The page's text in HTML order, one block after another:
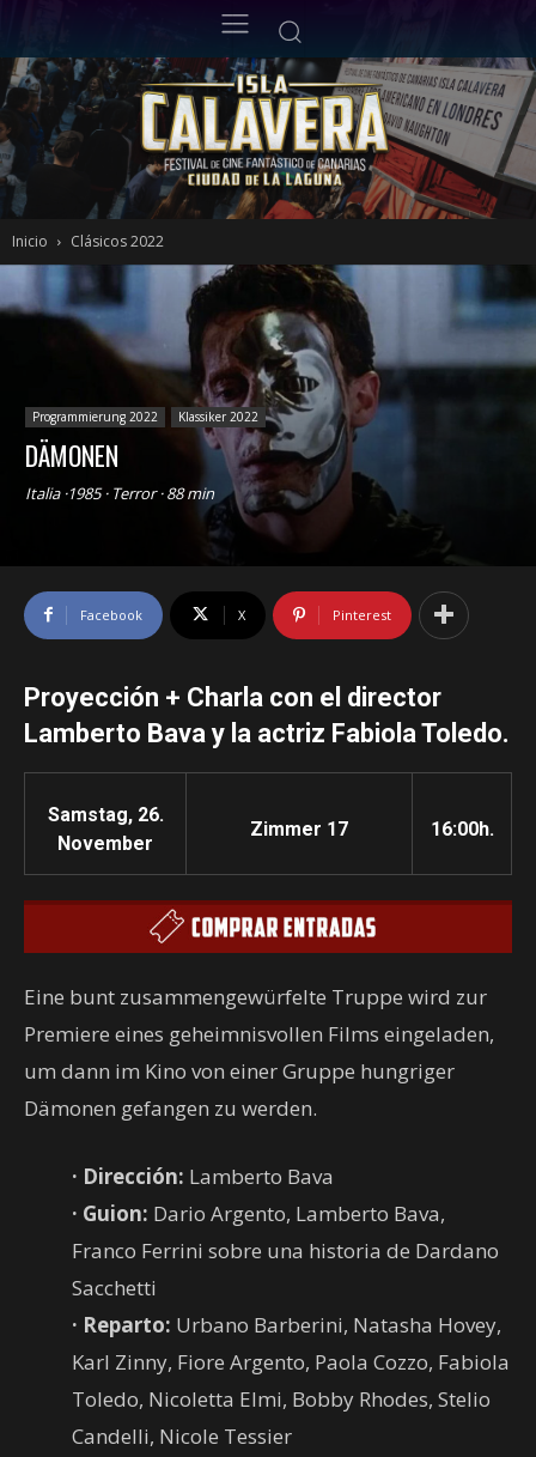
Inicio Clásicos 2022
Programmierung 2022 Klassiker 2022
DÄMONEN
Italia ·1985 · Terror · 88 min
Facebook X Pinterest
Proyección + Charla con el director
Lamberto Bava y la actriz Fabiola Toledo.
Samstag, 26.
November
Zimmer 17 16:00h.
Eine bunt zusammengewürfelte Truppe wird zur
Premiere eines geheimnisvollen Films eingeladen,
um dann im Kino von einer Gruppe hungriger
Dämonen gefangen zu werden.
· Dirección: Lamberto Bava
· Guion: Dario Argento, Lamberto Bava,
Franco Ferrini sobre una historia de Dardano
Sacchetti
· Reparto: Urbano Barberini, Natasha Hovey,
Karl Zinny, Fiore Argento, Paola Cozzo, Fabiola
Toledo, Nicoletta Elmi, Bobby Rhodes, Stelio
Candelli, Nicole Tessier